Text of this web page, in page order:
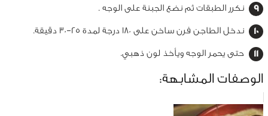
نكرر الطبقات ثم نضع الجبنة على الوجه .
ندخل الطاجن فرن ساخن على 180 درجة لمدة 25–30 دقيقة.
حتى يحمر الوجه ويأخذ لون ذهبي.
الوصفات المشابهة: